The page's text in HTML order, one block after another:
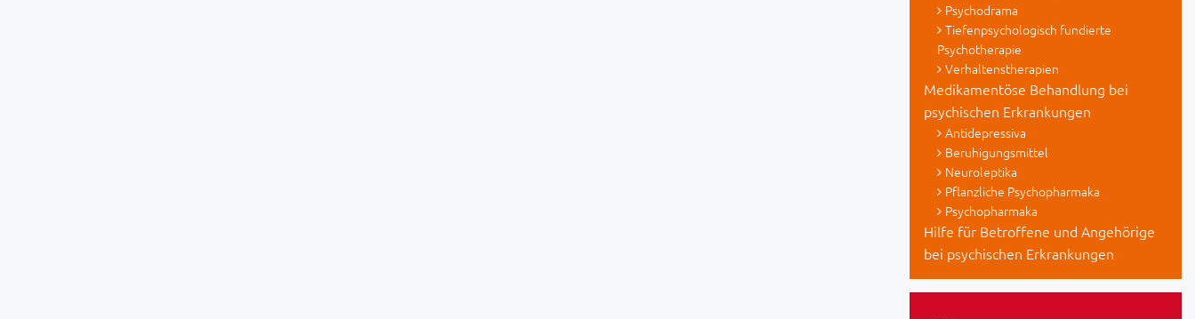
Psychodrama
Tiefenpsychologisch fundierte
Psychotherapie
Verhaltenstherapien
Medikamentöse Behandlung bei
psychischen Erkrankungen
Antidepressiva
Beruhigungsmittel
Neuroleptika
Pflanzliche Psychopharmaka
Psychopharmaka
Hilfe für Betroffene und Angehörige
bei psychischen Erkrankungen